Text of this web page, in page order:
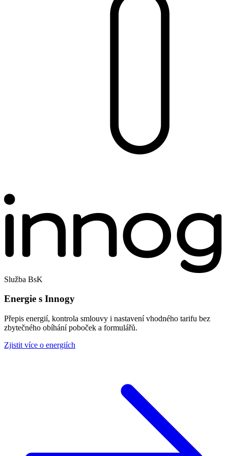
Služba BsK
Energie s Innogy
Přepis energií, kontrola smlouvy i nastavení vhodného tarifu bez
zbytečného obíhání poboček a formulářů.
Zjistit více o energiích